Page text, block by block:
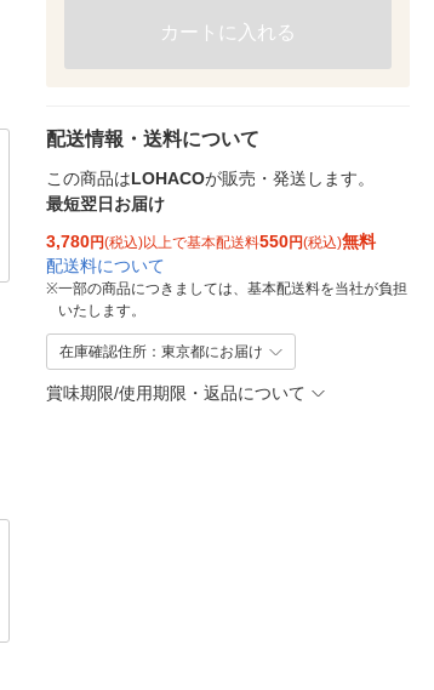
カートに入れる
配送情報・送料について
この商品はLOHACOが販売・発送します。
最短翌日お届け
3,780円(税込)以上で基本配送料550円(税込)無料
配送料について
※一部の商品につきましては、基本配送料を当社が負担
いたします。
在庫確認住所：東京都にお届け
賞味期限/使用期限・返品について